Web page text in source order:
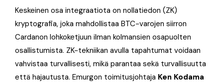
Keskeinen osa integraatiota on nollatiedon (ZK)
kryptografia, joka mahdollistaa BTC-varojen siirron
Cardanon lohkoketjuun ilman kolmansien osapuolten
osallistumista. ZK-tekniikan avulla tapahtumat voidaan
vahvistaa turvallisesti, mikä parantaa sekä turvallisuutta
että hajautusta. Emurgon toimitusjohtaja Ken Kodama